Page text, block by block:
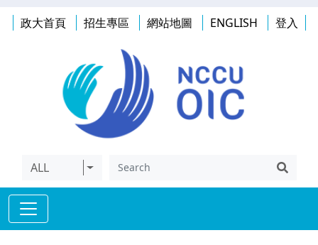
政大首頁 招生專區 網站地圖 ENGLISH 登入
ALL